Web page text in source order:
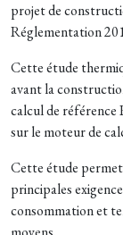
projet de
Réglementation
Cette étude
avant la
calcul de référence
sur le moteur de
Cette étude
principales
consommation et